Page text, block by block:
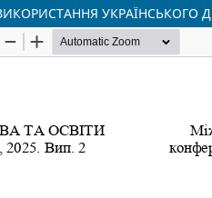
УКРАЇНСЬКОГО